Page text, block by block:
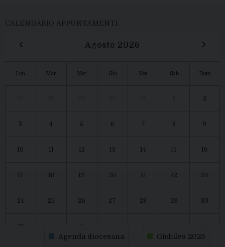
CALENDARIO APPUNTAMENTI
‹ Agosto 2026 ›
Lun Mar Mer Gio Ven Sab Dom
2
3 4 5 6 7 8 9
10 12 13 14 15 16
17 18 19 20 21 22 23
24 25 26 27 28 29 30
31
Agenda diocesana Giubileo 2025